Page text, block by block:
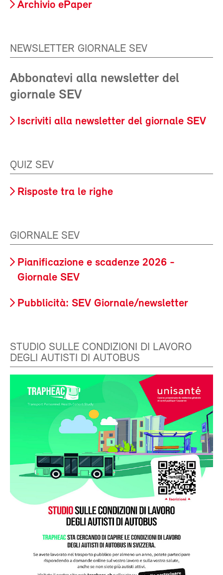
Archivio ePaper
NEWSLETTER GIORNALE SEV
Abbonatevi alla newsletter del
giornale SEV
Iscriviti alla newsletter del giornale SEV
QUIZ SEV
Risposte tra le righe
GIORNALE SEV
Pianificazione e scadenze 2026 -
Giornale SEV
Pubblicità: SEV Giornale/newsletter
STUDIO SULLE CONDIZIONI DI LAVORO
DEGLI AUTISTI DI AUTOBUS